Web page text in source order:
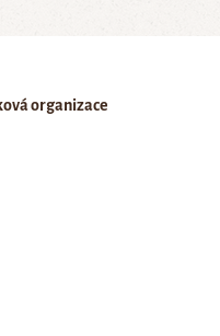
organizace